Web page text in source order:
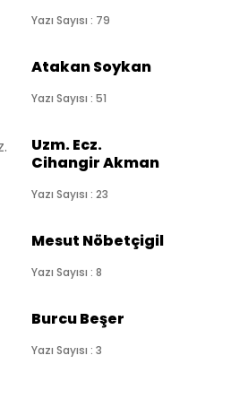
Yazı Sayısı : 79
Atakan Soykan
Yazı Sayısı : 51
Uzm. Ecz.
Cihangir Akman
Yazı Sayısı : 23
Mesut Nöbetçigil
Yazı Sayısı : 8
Burcu Beşer
Yazı Sayısı : 3